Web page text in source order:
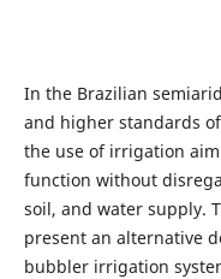
In the Brazilian
and higher standards
the use of irrigation
function without
soil, and water supply.
present an alternative
bubbler irrigation